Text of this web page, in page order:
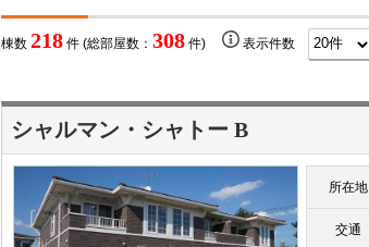
棟数 218 件 (総部屋数： 308 件) 表示件数
シャルマン・シャトー B
所在地
交通